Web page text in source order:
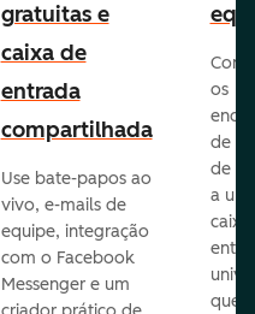
gratuitas e
caixa de
entrada
compartilhada
Use bate-papos ao
vivo, e-mails de
equipe, integração
com o Facebook
Messenger e um
os
de
de
a
caixa
que